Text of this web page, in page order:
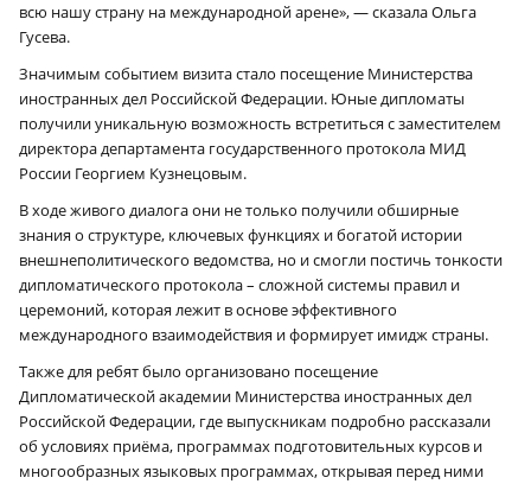
всю нашу страну на международной арене», — сказала Ольга
Гусева.
Значимым событием визита стало посещение Министерства
иностранных дел Российской Федерации. Юные дипломаты
получили уникальную возможность встретиться с заместителем
директора департамента государственного протокола МИД
России Георгием Кузнецовым.
В ходе живого диалога они не только получили обширные
знания о структуре, ключевых функциях и богатой истории
внешнеполитического ведомства, но и смогли постичь тонкости
дипломатического протокола – сложной системы правил и
церемоний, которая лежит в основе эффективного
международного взаимодействия и формирует имидж страны.
Также для ребят было организовано посещение
Дипломатической академии Министерства иностранных дел
Российской Федерации, где выпускникам подробно рассказали
об условиях приёма, программах подготовительных курсов и
многообразных языковых программах, открывая перед ними